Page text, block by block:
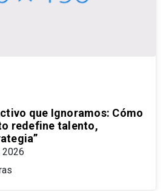
que Ignoramos: Cómo
redefine talento,
2026